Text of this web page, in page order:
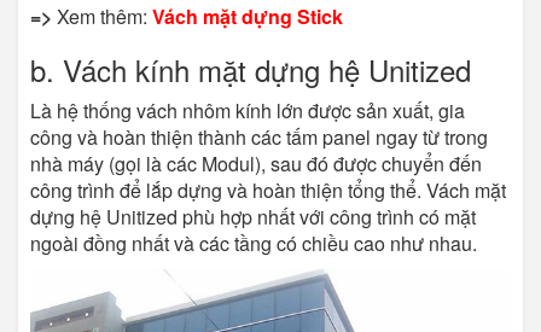
=> Xem thêm: Vách mặt dựng Stick
b. Vách kính mặt dựng hệ Unitized
Là hệ thống vách nhôm kính lớn được sản xuất, gia
công và hoàn thiện thành các tấm panel ngay từ trong
nhà máy (gọi là các Modul), sau đó được chuyển đến
công trình để lắp dựng và hoàn thiện tổng thể. Vách mặt
dựng hệ Unitized phù hợp nhất với công trình có mặt
ngoài đồng nhất và các tầng có chiều cao như nhau.